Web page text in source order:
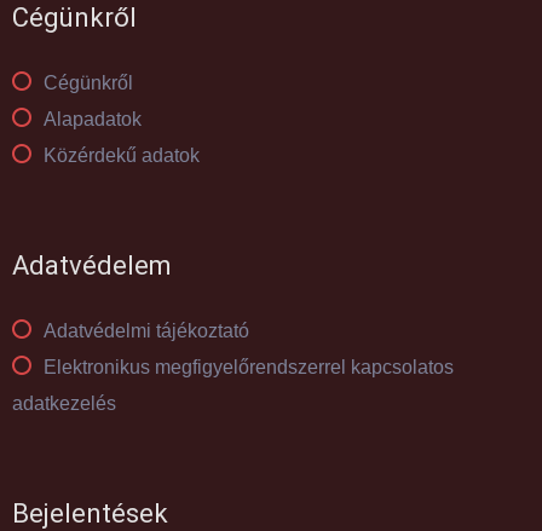
Cégünkről
Cégünkről
Alapadatok
Közérdekű adatok
Adatvédelem
Adatvédelmi tájékoztató
Elektronikus megfigyelőrendszerrel kapcsolatos
adatkezelés
Bejelentések